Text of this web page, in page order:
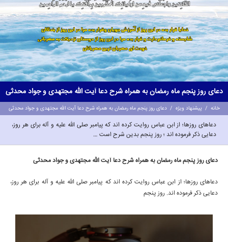
دعای روز پنجم ماه رمضان به همراه شرح دعا آیت الله مجتهدی و جواد محدثی
خانه / پیشنهاد ویژه / دعای روز پنجم ماه رمضان به همراه شرح دعا آیت الله مجتهدی و جواد محدثی
دعاهای روزها؛ از ابن عباس روایت کرده اند که پیامبر صلی الله علیه و آله برای هر روز،
دعایی ذکر فرموده اند ؛ روز پنجم بدین شرح است …
دعای روز پنجم ماه رمضان به همراه شرح دعا آیت الله مجتهدی و جواد محدثی
دعاهای روزها؛ از ابن عباس روایت کرده اند که پیامبر صلی الله علیه و آله برای هر روز،
دعایی ذکر فرموده اند. روز پنجم